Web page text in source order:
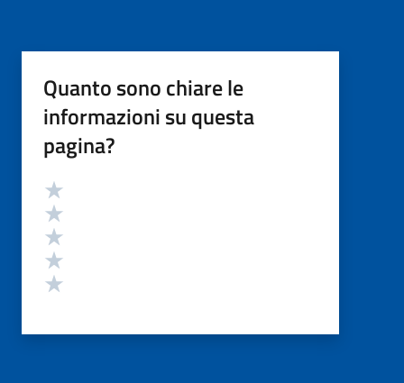
Quanto sono chiare le
informazioni su questa
pagina?
Valutazione